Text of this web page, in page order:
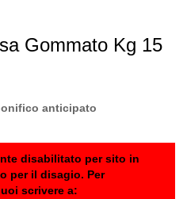
Gommato Kg 15
anticipato
disabilitato per sito in
per il disagio. Per
scrivere a: